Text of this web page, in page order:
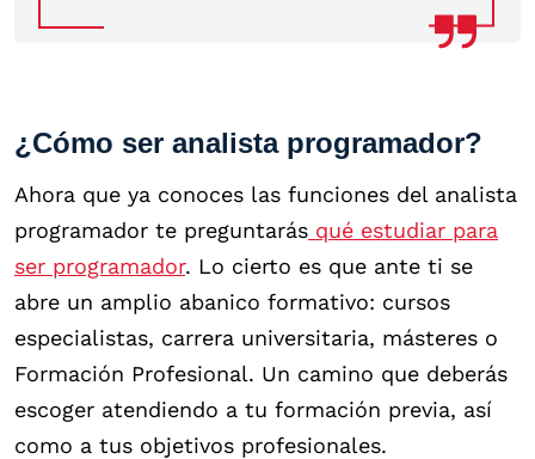
¿Cómo ser analista programador?
Ahora que ya conoces las funciones del analista
programador te preguntarás qué estudiar para
ser programador. Lo cierto es que ante ti se
abre un amplio abanico formativo: cursos
especialistas, carrera universitaria, másteres o
Formación Profesional. Un camino que deberás
escoger atendiendo a tu formación previa, así
como a tus objetivos profesionales.